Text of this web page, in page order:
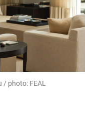
/ photo: FEAL